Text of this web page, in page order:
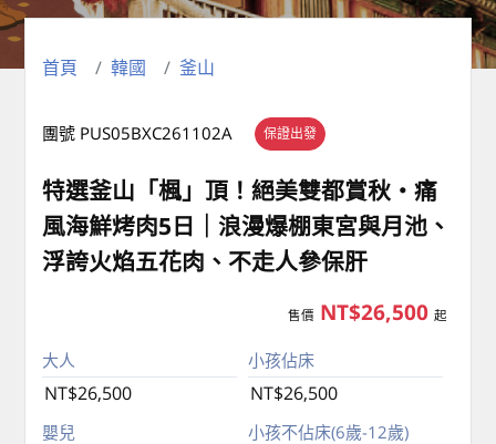
首頁 韓國 釜山
保證出發
團號 PUS05BXC261102A
特選釜山「楓」頂！絕美雙都賞秋・痛
風海鮮烤肉5日｜浪漫爆棚東宮與月池、
浮誇火焰五花肉、不走人參保肝
售價 NT$26,500 起
大人
NT$26,500
小孩佔床
NT$26,500
嬰兒 小孩不佔床(6歲-12歲)